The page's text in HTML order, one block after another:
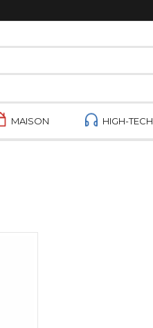
MAISON HIGH-TECH